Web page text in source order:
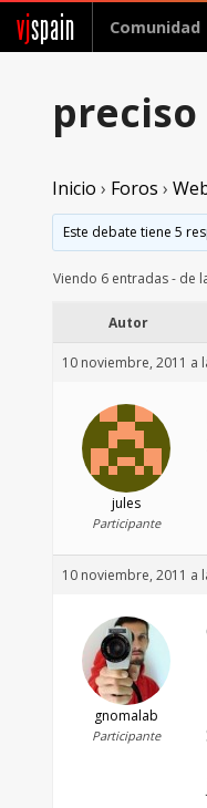
vjspain Comunidad
preciso
Inicio › Foros ›
Este debate tiene 5
Viendo 6 entradas - de
Autor
10 noviembre, 2011 a
jules
Participante
10 noviembre, 2011 a
gnomalab
Participante